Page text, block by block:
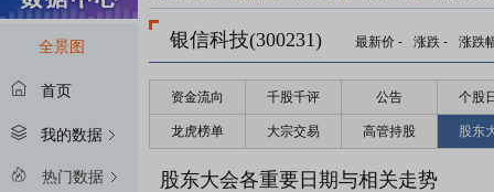
全景图
首页
我的数据
热门数据
银信科技(300231) 最新价 - 涨跌 - 涨跌
资金流向 千股千评 公告 个股
龙虎榜单 大宗交易 高管持股 股东
股东大会各重要日期与相关走势